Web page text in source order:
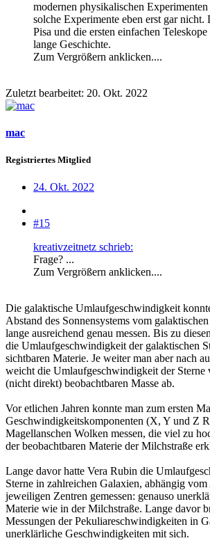
modernen physikalischen Experimenten
solche Experimente eben erst gar nicht.
Pisa und die ersten einfachen Teleskope
lange Geschichte.
Zum Vergrößern anklicken....
Zuletzt bearbeitet: 20. Okt. 2022
mac
Registriertes Mitglied
24. Okt. 2022
#15
kreativzeitnetz schrieb:
Frage? ...
Zum Vergrößern anklicken....
Die galaktische Umlaufgeschwindigkeit
Abstand des Sonnensystems vom
lange ausreichend genau messen. Bis zu
die Umlaufgeschwindigkeit der galaktischen
sichtbaren Materie. Je weiter man aber nach
weicht die Umlaufgeschwindigkeit der Sterne
(nicht direkt) beobachtbaren Masse ab.
Vor etlichen Jahren konnte man zum ersten
Geschwindigkeitskomponenten (X, Y und Z
Magellanschen Wolken messen, die viel zu
der beobachtbaren Materie der Milchstraße
Lange davor hatte Vera Rubin die
Sterne in zahlreichen Galaxien, abhängig
jeweiligen Zentren gemessen: genauso
Materie wie in der Milchstraße. Lange davor
Messungen der Pekuliareschwindigkeiten in
unerklärliche Geschwindigkeiten mit sich.